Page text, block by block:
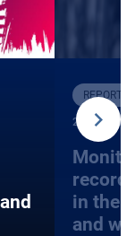
REPORT /
27 JANUARY
in the
and